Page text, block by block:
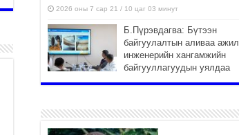
2026 оны 7 сар 21 / 10 цаг 03 минут
Б.Пүрэвдагва: Бүтээн
байгуулалтын аливаа ажил
инженерийн хангамжийн
байгууллагуудын уялдаа
холбоогүйгээс саатах ёсгүй
“Сэлбэ 20 минутын хот”
төслийн анхны 12 давхар